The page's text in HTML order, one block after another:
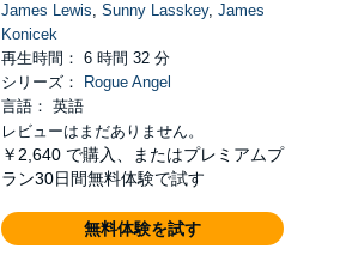
James Lewis, Sunny Lasskey, James
Konicek
再生時間： 6 時間 32 分
シリーズ：
Rogue Angel
言語： 英語
レビューはまだありません。
￥2,640 で購入、またはプレミアムプ
ラン30日間無料体験で試す
無料体験を試す